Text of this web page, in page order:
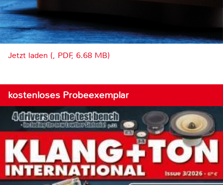
Jetzt laden (, PDF, 6.68 MB)
kostenloses Probeexemplar